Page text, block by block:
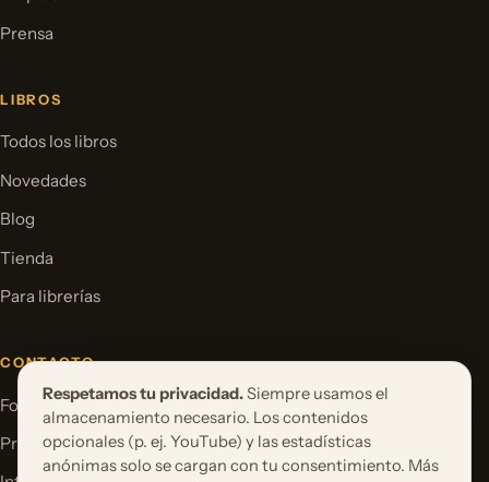
Prensa
LIBROS
Todos los libros
Novedades
Blog
Tienda
Para librerías
CONTACTO
Formulario de contacto
Proponer un proyecto de libro
Respetamos tu privacidad. Siempre usamos el
almacenamiento necesario. Los contenidos
opcionales (p. ej. YouTube) y las estadísticas
anónimas solo se cargan con tu consentimiento. Más